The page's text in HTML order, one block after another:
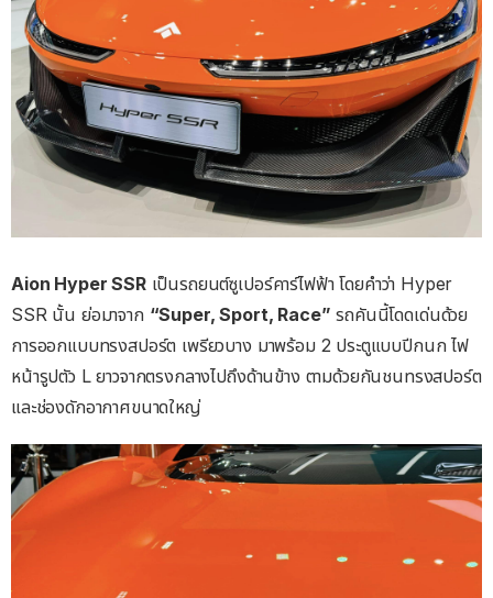
Aion Hyper SSRเป็นรถยนต์ซูเปอร์คาร์ไฟฟ้า โดยคำว่า Hyper
SSR นั้น ย่อมาจาก “Super, Sport, Race” รถคันนี้โดดเด่นด้วย
การออกแบบทรงสปอร์ต เพรียวบาง มาพร้อม 2 ประตูแบบปีกนก ไฟ
หน้ารูปตัว L ยาวจากตรงกลางไปถึงด้านข้าง ตามด้วยกันชนทรงสปอร์ต
และช่องดักอากาศขนาดใหญ่